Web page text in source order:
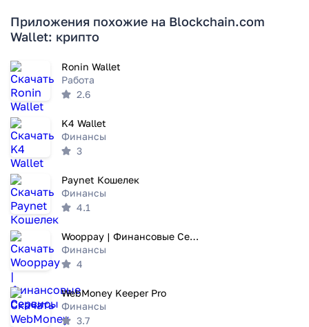
Приложения похожие на Blockchain.com
Wallet: крипто
Ronin Wallet
Работа
2.6
K4 Wallet
Финансы
3
Paynet Кошелек
Финансы
4.1
Wooppay | Финансовые Сервисы
Финансы
4
WebMoney Keeper Pro
Финансы
3.7